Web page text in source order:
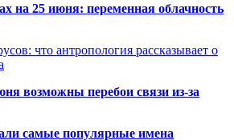
на 25 июня: переменная облачность
что антропология рассказывает о
возможны перебои связи из-за
самые популярные имена